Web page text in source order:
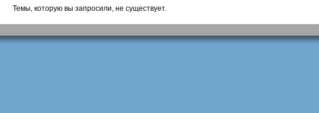
Темы, которую вы запросили, не существует.